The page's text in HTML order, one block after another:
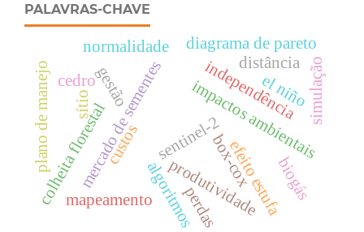
PALAVRAS-CHAVE
mercado de sementes
algoritmos
mapeamento
sentinel-2
colheita florestalcustos
produtividade
impactos ambientais
gestão
diagrama de pareto
independência
normalidade
box-cox
efeito estufa
sítio
cedro
plano de manejo el niño
distância
biogás
perdas
simulação